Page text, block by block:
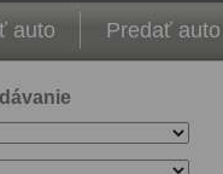
auto Predať auto